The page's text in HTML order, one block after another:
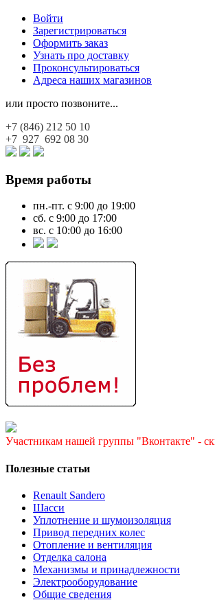
Войти
Зарегистрироваться
Оформить заказ
Узнать про доставку
Проконсультироваться
Адреса наших магазинов
или просто позвоните...
+7 (846) 212 50 10
+7 927 692 08 30
Время работы
пн.-пт. с 9:00 до 19:00
сб. с 9:00 до 17:00
вс. с 10:00 до 16:00
Участникам нашей группы "Вконтакте" -
Полезные статьи
Renault Sandero
Шасси
Уплотнение и шумоизоляция
Привод передних колес
Отопление и вентиляция
Отделка салона
Механизмы и принадлежности
Электрооборудование
Общие сведения